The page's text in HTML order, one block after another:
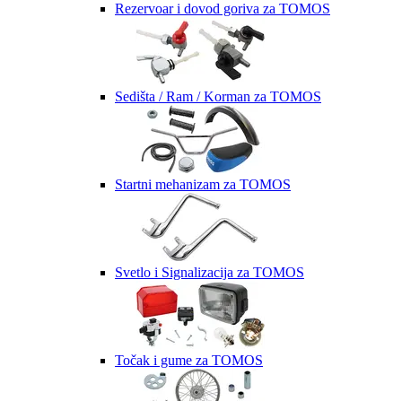
Rezervoar i dovod goriva za TOMOS
Sedišta / Ram / Korman za TOMOS
Startni mehanizam za TOMOS
Svetlo i Signalizacija za TOMOS
Točak i gume za TOMOS